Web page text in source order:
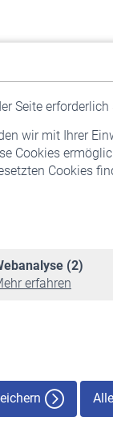
Seite erforderlich
wir mit Ihrer
Cookies
Cookies
(2)
erfahren